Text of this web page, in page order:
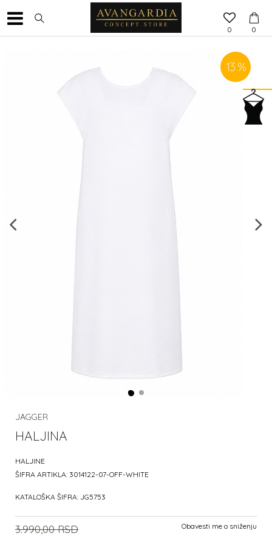
0
0
13 %
JAGGER
HALJINA
HALJINE
ŠIFRA ARTIKLA: 3014122-07-OFF-WHITE
KATALOŠKA ŠIFRA: JG5753
3.990,00 RSD Obavesti me o sniženju